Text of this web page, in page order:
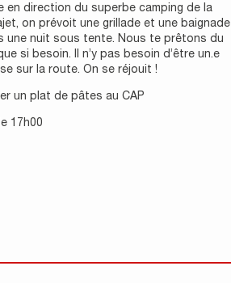
en direction du superbe camping de la
on prévoit une grillade et une baignade
une nuit sous tente. Nous te prêtons du
si besoin. Il n’y pas besoin d’être un.e
sur la route. On se réjouit !
un plat de pâtes au CAP
17h00